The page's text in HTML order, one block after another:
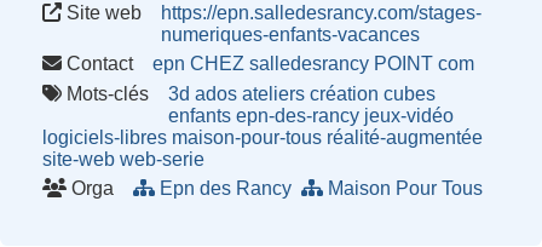
Site web
https://epn.salledesrancy.com/stages-
numeriques-enfants-vacances
Contact
epn CHEZ salledesrancy POINT com
Mots-clés
3d ados ateliers création cubes
enfants epn-des-rancy jeux-vidéo
logiciels-libres maison-pour-tous réalité-augmentée
site-web web-serie
Orga
Epn des Rancy Maison Pour Tous